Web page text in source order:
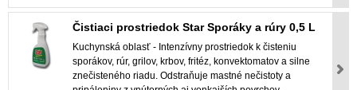
Čistiaci prostriedok Star Sporáky a rúry 0,5 L
Kuchynská oblasť - Intenzívny prostriedok k čisteniu
sporákov, rúr, grilov, krbov, fritéz, konvektomatov a silne
znečisteného riadu. Odstraňuje mastné nečistoty a